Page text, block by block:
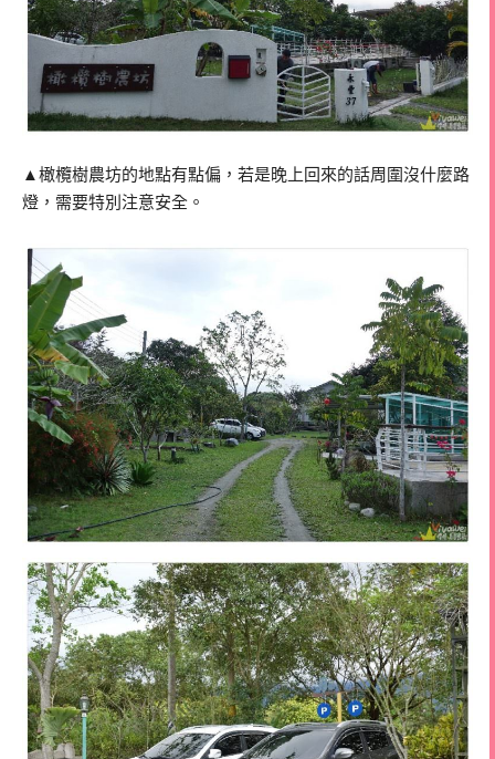
▲橄欖樹農坊的地點有點偏，若是晚上回來的話周圍沒什麼路
燈，需要特別注意安全。